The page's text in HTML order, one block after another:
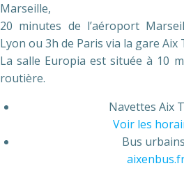
Marseille,
20 minutes de l’aéroport
Lyon ou 3h de Paris via la gare Aix
La salle Europia est située à 10
routière.
Navettes Aix
Voir les
Bus